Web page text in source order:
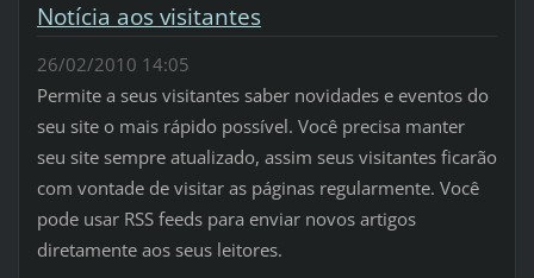
Notícia aos visitantes
26/02/2010 14:05
Permite a seus visitantes saber novidades e eventos do
seu site o mais rápido possível. Você precisa manter
seu site sempre atualizado, assim seus visitantes ficarão
com vontade de visitar as páginas regularmente. Você
pode usar RSS feeds para enviar novos artigos
diretamente aos seus leitores.